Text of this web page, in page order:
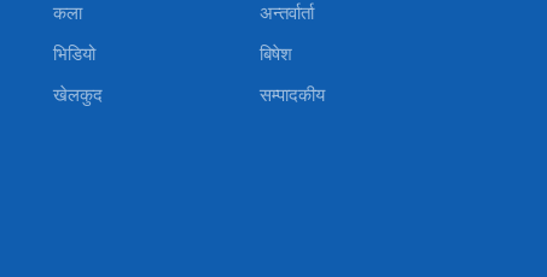
अन्तर्वार्ता
बिषेश
सम्पादकीय
कला
भिडियो
खेलकुद